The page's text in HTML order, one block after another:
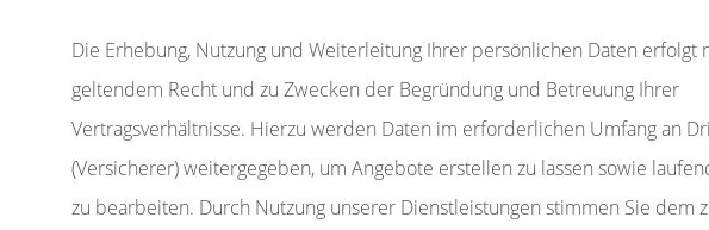
Die Erhebung, Nutzung und Weiterleitung Ihrer persönlichen Daten erfolgt
geltendem Recht und zu Zwecken der Begründung und Betreuung Ihrer
Vertragsverhältnisse. Hierzu werden Daten im erforderlichen Umfang an
(Versicherer) weitergegeben, um Angebote erstellen zu lassen sowie
zu bearbeiten. Durch Nutzung unserer Dienstleistungen stimmen Sie dem